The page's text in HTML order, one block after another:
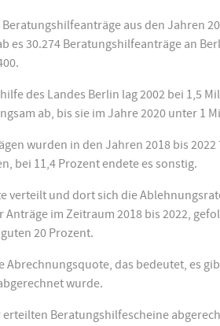
aus den Jahren
es 30.274 Beratungshilfeanträge an
des Landes Berlin lag 2002 bei 1,5
ab, bis sie im Jahre 2020 unter 1
wurden in den Jahren 2018 bis
bei 11,4 Prozent endete es sonstig.
verteilt und dort sich die
im Zeitraum 2018 bis 2022,
20 Prozent.
Abrechnungsquote, das bedeutet, es
wurde.
Beratungshilfescheine